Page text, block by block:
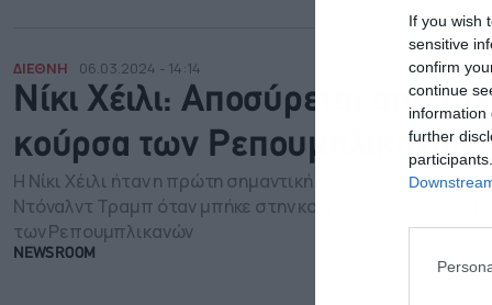
If you wish
sensitive
confirm
continue
information
further
ΔΙΕΘΝΗ 06.03.2024 - 14:14
Νίκι Χέιλι: Αποσύρεται από την
κούρσα των Ρεπουμπλικανών
Η Νίκι Χέιλι ήταν η πρώτη σημαντική αντίπαλος του
Ντόναλντ Τραμπ όταν μπήκε στην κούρσα για το χρίσμα
των Ρεπουμπλικανών
NEWSROOM